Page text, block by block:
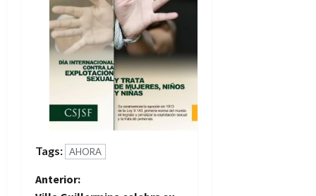
Tags: AHORA
N
Anterior: